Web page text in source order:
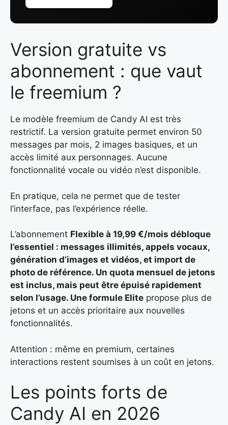
Version gratuite vs
abonnement : que vaut
le freemium ?
Le modèle freemium de Candy AI est très
restrictif. La version gratuite permet environ 50
messages par mois, 2 images basiques, et un
accès limité aux personnages. Aucune
fonctionnalité vocale ou vidéo n’est disponible.
En pratique, cela ne permet que de tester
l’interface, pas l’expérience réelle.
L’abonnement Flexible à 19,99 €/mois débloque
l’essentiel : messages illimités, appels vocaux,
génération d’images et vidéos, et import de
photo de référence. Un quota mensuel de jetons
est inclus, mais peut être épuisé rapidement
selon l’usage. Une formule Elite propose plus de
jetons et un accès prioritaire aux nouvelles
fonctionnalités.
Attention : même en premium, certaines
interactions restent soumises à un coût en jetons.
Les points forts de
Candy AI en 2026